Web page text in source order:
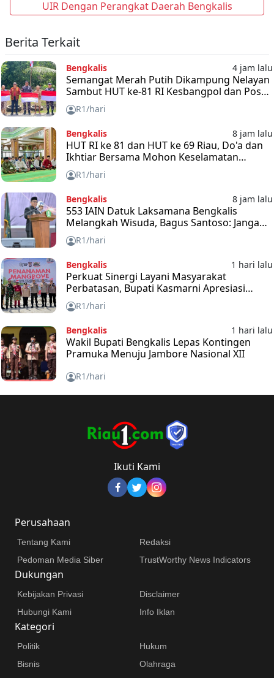
UIR Dengan Perangkat Daerah Bengkalis
Berita Terkait
Bengkalis 4 jam lalu
Semangat Merah Putih Dikampung Nelayan
Sambut HUT ke-81 RI Kesbangpol dan Posal
Bengkalis Bagikan Bendera
R1/hari
Bengkalis 8 jam lalu
HUT RI ke 81 dan HUT ke 69 Riau, Do'a dan
Ikhtiar Bersama Mohon Keselamatan
Bangsa dan Negara
R1/hari
Bengkalis 8 jam lalu
553 IAIN Datuk Laksamana Bengkalis
Melangkah Wisuda, Bagus Santoso: Jangan
Takut Hadapi Tantangan
R1/hari
Bengkalis 1 hari lalu
Perkuat Sinergi Layani Masyarakat
Perbatasan, Bupati Kasmarni Apresiasi
Ekspedisi Merah Putih
R1/hari
Bengkalis 1 hari lalu
Wakil Bupati Bengkalis Lepas Kontingen
Pramuka Menuju Jambore Nasional XII
R1/hari
Ikuti Kami
Perusahaan
Tentang Kami
Redaksi
Pedoman Media Siber
TrustWorthy News Indicators
Dukungan
Kebijakan Privasi
Disclaimer
Hubungi Kami
Info Iklan
Kategori
Politik
Hukum
Bisnis
Olahraga